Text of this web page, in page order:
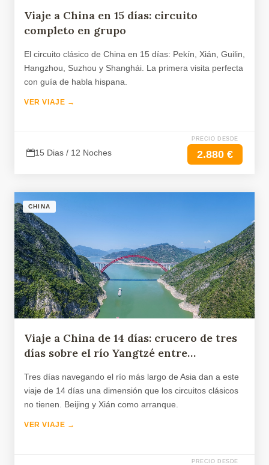
Viaje a China en 15 días: circuito
completo en grupo
El circuito clásico de China en 15 días: Pekín, Xián, Guilin,
Hangzhou, Suzhou y Shanghái. La primera visita perfecta
con guía de habla hispana.
VER VIAJE →
15 Dias / 12 Noches
PRECIO DESDE
2.880 €
CHINA
Viaje a China de 14 días: crucero de tres
días sobre el río Yangtzé entre
Tres días navegando el río más largo de Asia dan a este
viaje de 14 días una dimensión que los circuitos clásicos
no tienen. Beijing y Xián como arranque.
VER VIAJE →
PRECIO DESDE